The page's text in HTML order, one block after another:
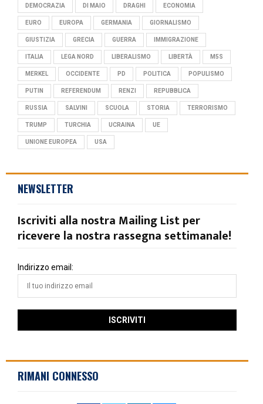
DEMOCRAZIA DI MAIO DRAGHI ECONOMIA
EURO EUROPA GERMANIA GIORNALISMO
GIUSTIZIA GRECIA GUERRA IMMIGRAZIONE
ITALIA LEGA NORD LIBERALISMO LIBERTÀ M5S
MERKEL OCCIDENTE PD POLITICA POPULISMO
PUTIN REFERENDUM RENZI REPUBBLICA
RUSSIA SALVINI SCUOLA STORIA TERRORISMO
TRUMP TURCHIA UCRAINA UE
UNIONE EUROPEA USA
NEWSLETTER
Iscriviti alla nostra Mailing List per
ricevere la nostra rassegna settimanale!
Indirizzo email:
RIMANI CONNESSO